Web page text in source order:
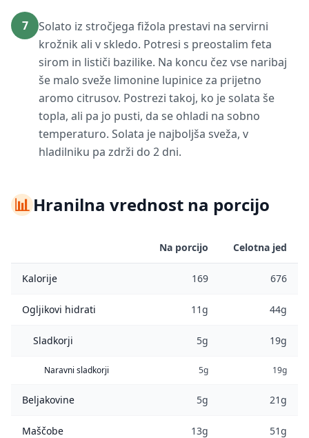
7
Solato iz stročjega fižola prestavi na servirni
krožnik ali v skledo. Potresi s preostalim feta
sirom in lističi bazilike. Na koncu čez vse naribaj
še malo sveže limonine lupinice za prijetno
aromo citrusov. Postrezi takoj, ko je solata še
topla, ali pa jo pusti, da se ohladi na sobno
temperaturo. Solata je najboljša sveža, v
hladilniku pa zdrži do 2 dni.
📊Hranilna vrednost na porcijo
Na porcijo Celotna jed
Kalorije 169 676
Ogljikovi hidrati 11g 44g
Sladkorji 5g 19g
Naravni sladkorji 5g 19g
Beljakovine 5g 21g
Maščobe 13g 51g